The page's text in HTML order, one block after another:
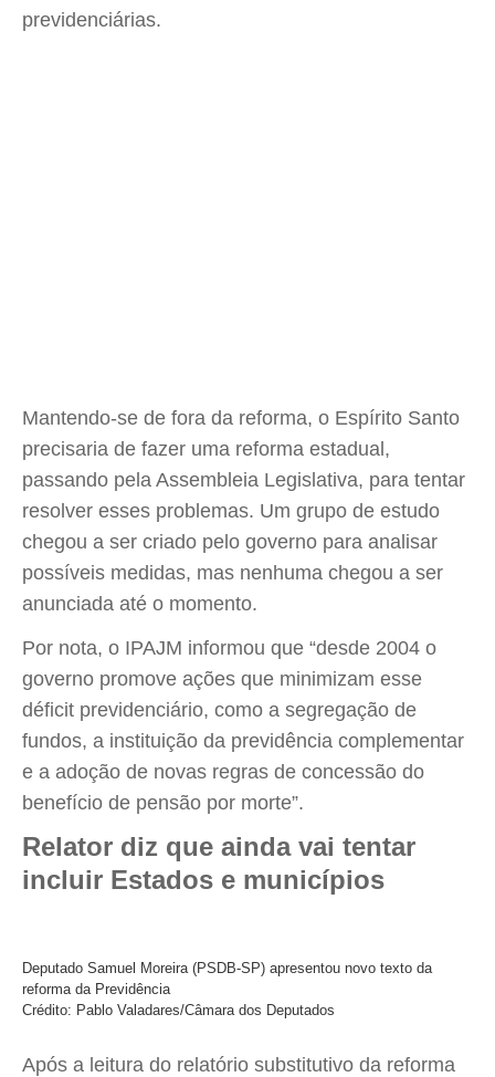
previdenciárias.
Mantendo-se de fora da reforma, o Espírito Santo
precisaria de fazer uma reforma estadual,
passando pela Assembleia Legislativa, para tentar
resolver esses problemas. Um grupo de estudo
chegou a ser criado pelo governo para analisar
possíveis medidas, mas nenhuma chegou a ser
anunciada até o momento.
Por nota, o IPAJM informou que “desde 2004 o
governo promove ações que minimizam esse
déficit previdenciário, como a segregação de
fundos, a instituição da previdência complementar
e a adoção de novas regras de concessão do
benefício de pensão por morte”.
Relator diz que ainda vai tentar
incluir Estados e municípios
Deputado Samuel Moreira (PSDB-SP) apresentou novo texto da
reforma da Previdência
Crédito: Pablo Valadares/Câmara dos Deputados
Após a leitura do relatório substitutivo da reforma